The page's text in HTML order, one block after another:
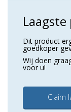
Dit product
goedkoper
Wij doen
voor u!
Claim